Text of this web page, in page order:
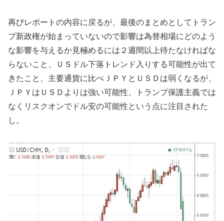
再びレポートの内容に戻るが、最後のまとめとしてトラン
プ新政権が始まっていないので影響は為替相場にどのよう
な影響を与えるか見極めるには２週間以上待たなければな
らないこと、ＵＳドル下落トレンド入りする可能性が出て
きたこと、主要通貨に比べＪＰＹとＵＳＤは弱くなるが、
ＪＰＹはＵＳＤよりは強い可能性、トランプ保護主義では
なくリスクオンでドル安の可能性という点に注目された
し。